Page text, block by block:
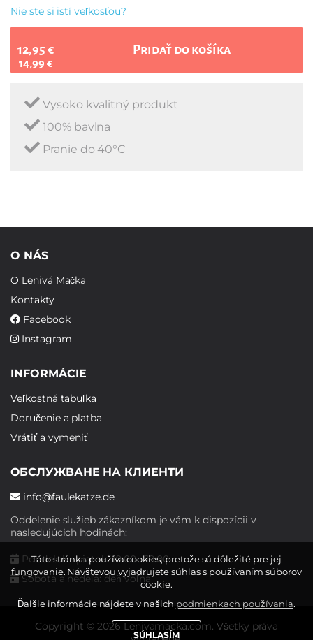
Nie ste si istí veľkosťou?
12,95 €
14,99 €
Pridať do košíka
Vysoko kvalitný produkt
100% bavlna
Pranie do 40°C
O NÁS
O Lenivá Mačka
Kontakty
Facebook
Instagram
INFORMÁCIE
Veľkostná tabuľka
Doručenie a platba
Vrátiť a vymeniť
ОБСЛУЖВАНЕ НА КЛИЕНТИ
info@faulekatze.de
Oddelenie služieb zákazníkom je vám k dispozícii v
nasledujúcich hodinách:
Pondelok - piatok: 10:00 - 19:00
Sobota a nedeľa: deň voľna
Copyright © 2026 Lenivamacka.com. Všetky práva
Táto stránka používa cookies, pretože sú dôležité pre jej
fungovanie. Návštevou vyjadrujete súhlas s používaním súborov
cookie.
Ďalšie informácie nájdete v našich podmienkach používania.
SÚHLASÍM